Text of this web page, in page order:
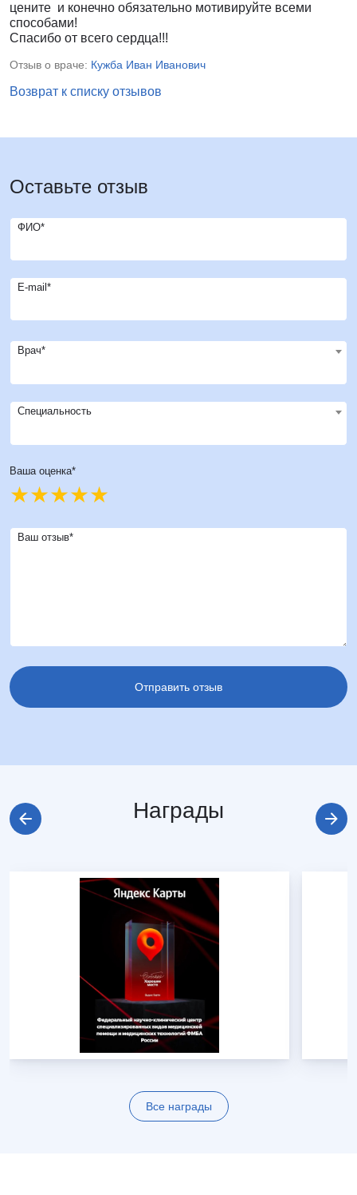
цените и конечно обязательно мотивируйте всеми
способами!
Спасибо от всего сердца!!!
Отзыв о враче: Кужба Иван Иванович
Возврат к списку отзывов
Оставьте отзыв
ФИО*
E-mail*
Врач*
Специальность
Ваша оценка*
Ваш отзыв*
Награды
Все награды